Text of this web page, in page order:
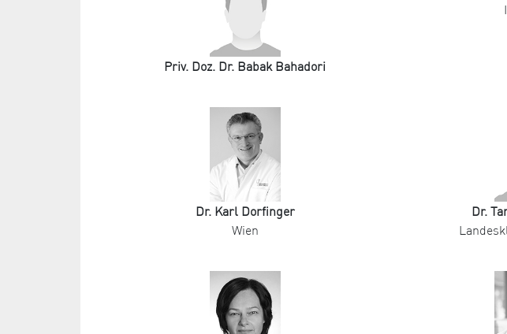
Priv. Doz. Dr. Babak Bahadori
Dr. Karl Dorfinger
Wien
Dr.